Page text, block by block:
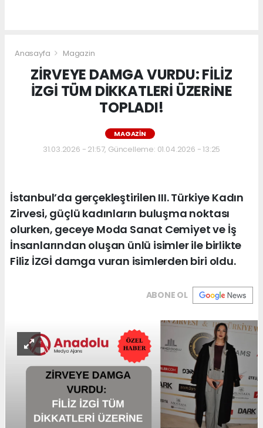
Anasayfa Magazin
ZİRVEYE DAMGA VURDU: FİLİZ
İZGİ TÜM DİKKATLERİ ÜZERİNE
TOPLADI!
MAGAZIN
31.03.2026 - 21:57, Güncelleme: 01.04.2026 - 13:25
İstanbul’da gerçekleştirilen III. Türkiye Kadın
Zirvesi, güçlü kadınların buluşma noktası
olurken, geceye Moda Sanat Cemiyet ve İş
İnsanlarından oluşan ünlü isimler ile birlikte
Filiz İZGİ damga vuran isimlerden biri oldu.
ABONE OL